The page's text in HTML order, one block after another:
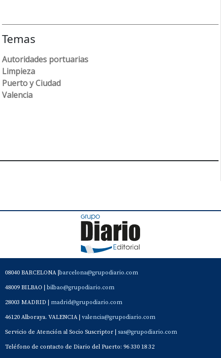
Temas
Autoridades portuarias
Limpieza
Puerto y Ciudad
Valencia
08040 BARCELONA | barcelona@grupodiario.com
48009 BILBAO | bilbao@grupodiario.com
28003 MADRID | madrid@grupodiario.com
46120 Alboraya. VALENCIA | valencia@grupodiario.com
Servicio de Atención al Socio Suscriptor | sas@grupodiario.com
Teléfono de contacto de Diario del Puerto: 96 330 18 32